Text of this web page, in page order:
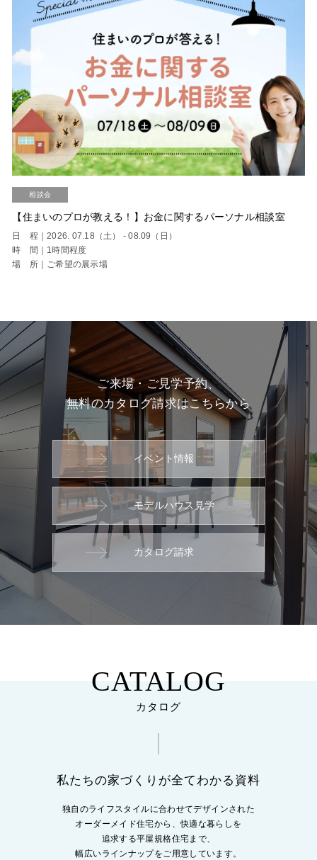
相談会
【住まいのプロが教える！】お金に関するパーソナル相談室
日 程｜2026. 07.18（土） - 08.09（日）
時 間｜1時間程度
場 所｜ご希望の展示場
ご来場・ご見学予約、
無料のカタログ請求はこちらから
イベント情報
モデルハウス見学
カタログ請求
CATALOG
カタログ
私たちの家づくりが全てわかる資料
独自のライフスタイルに合わせてデザインされた
オーダーメイド住宅から、快適な暮らしを
追求する平屋規格住宅まで、
幅広いラインナップをご用意しています。